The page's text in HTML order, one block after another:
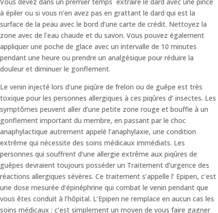
à épiler ou si vous n’en avez pas en grattant le dard qui est la
surface de la peau avec le bord d’une carte de crédit. Nettoyez la
zone avec de l’eau chaude et du savon. Vous pouvez également
appliquer une poche de glace avec un intervalle de 10 minutes
pendant une heure ou prendre un analgésique pour réduire la
douleur et diminuer le gonflement.
Le venin injecté lors d’une piqûre de frelon ou de guêpe est très
toxique pour les personnes allergiques à ces piqûres d’ insectes. Les
symptômes peuvent aller d’une petite zone rouge et bouffie à un
gonflement important du membre, en passant par le choc
anaphylactique autrement appelé l’anaphylaxie, une condition
extrême qui nécessite des soins médicaux immédiats. Les
personnes qui souffrent d’une allergie extrême aux piqûres de
guêpes devraient toujours posséder un Traitement d’urgence des
réactions allergiques sévères. Ce traitement s’appelle l’ Epipen, c’est
une dose mesurée d’épinéphrine qui combat le venin pendant que
vous êtes conduit à l’hôpital. L’Epipen ne remplace en aucun cas les
soins médicaux ; c’est simplement un moyen de vous faire gagner